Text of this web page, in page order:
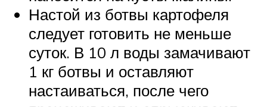
Настой из ботвы картофеля
следует готовить не меньше
суток. В 10 л воды замачивают
1 кг ботвы и оставляют
настаиваться, после чего